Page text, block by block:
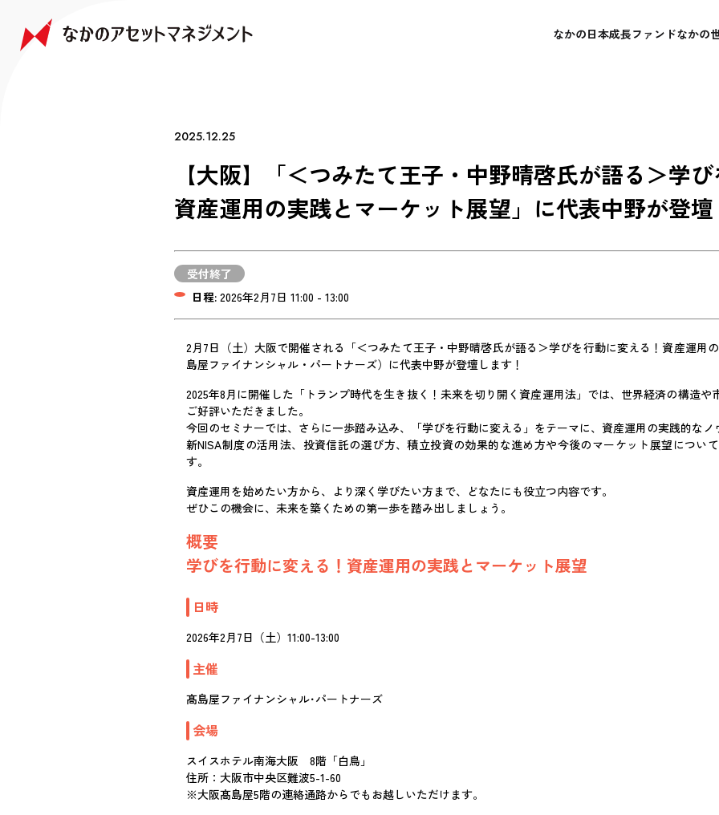
なかの日本成長ファンド
なかの日本成長ファンド
なかの
なかの世界成長ファンド
会社情報
よくあるご質問
2025.12.25
【大阪】「＜つみたて王子・中野晴啓氏が語る＞学
資産運用の実践とマーケット展望」に代表中野が登
受付終了
日程: 2026年2月7日 11:00 - 13:00
2月7日（土）大阪で開催される「＜つみたて王子・中野晴啓氏が語る＞学びを行動に変える！資産運用
島屋ファイナンシャル・パートナーズ）に代表中野が登壇します！
2025年8月に開催した「トランプ時代を生き抜く！未来を切り開く資産運用法」では、世界経済の構造
ご好評いただきました。
今回のセミナーでは、さらに一歩踏み込み、「学びを行動に変える」をテーマに、資産運用の実践的な
新NISA制度の活用法、投資信託の選び方、積立投資の効果的な進め方や今後のマーケット展望につい
す。
資産運用を始めたい方から、より深く学びたい方まで、どなたにも役立つ内容です。
ぜひこの機会に、未来を築くための第一歩を踏み出しましょう。
概要
学びを行動に変える！資産運用の実践とマーケット展望
日時
2026年2月7日（土）11:00-13:00
主催
髙島屋ファイナンシャル･パートナーズ
会場
スイスホテル南海大阪 8階「白鳥」
住所：大阪市中央区難波5-1-60
※大阪髙島屋5階の連絡通路からでもお越しいただけます。